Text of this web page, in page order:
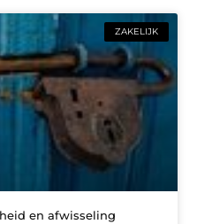
ZAKELIJK
en afwisseling